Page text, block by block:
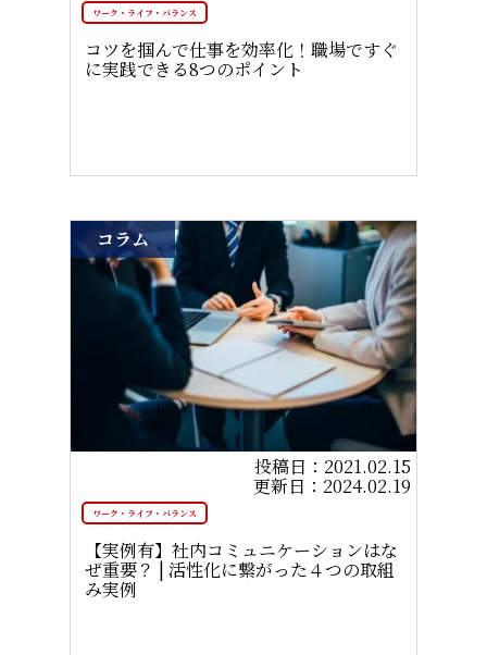
ワーク・ライフ・バランス
コツを掴んで仕事を効率化！職場ですぐ
に実践できる8つのポイント
コラム
2021.02.15
2024.02.19
ワーク・ライフ・バランス
【実例有】社内コミュニケーションはな
ぜ重要？ | 活性化に繋がった４つの取組
み実例